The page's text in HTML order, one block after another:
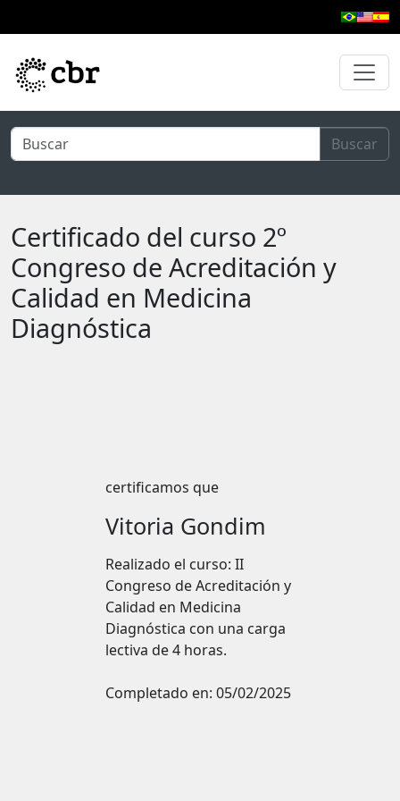
Buscar
Certificado del curso 2º
Congreso de Acreditación y
Calidad en Medicina
Diagnóstica
certificamos que
Vitoria Gondim
Realizado el curso: II
Congreso de Acreditación y
Calidad en Medicina
Diagnóstica con una carga
lectiva de 4 horas.
Completado en: 05/02/2025